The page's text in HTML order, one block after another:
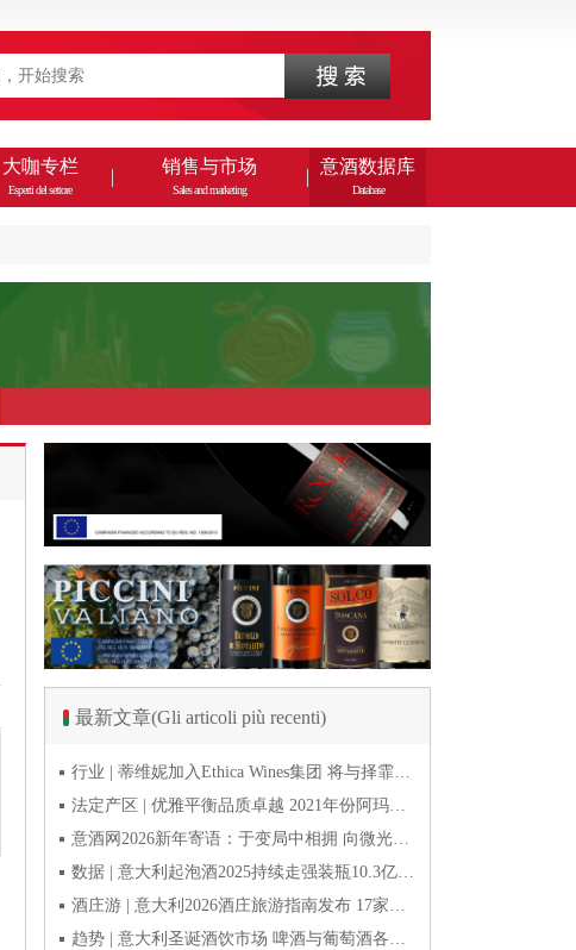
大咖专栏
Esperti del settore
销售与市场
Sales and marketing
意酒数据库
Database
最新文章(Gli articoli più recenti)
行业 | 蒂维妮加入Ethica Wines集团 将与择霏罗共拓中国市场
法定产区 | 优雅平衡品质卓越 2021年份阿玛罗尼Amarone全球预品会落幕
意酒网2026新年寄语：于变局中相拥 向微光而前行
数据 | 意大利起泡酒2025持续走强装瓶10.3亿瓶 普罗塞克风靡全球
酒庄游 | 意大利2026酒庄旅游指南发布 17家葡萄酒博物馆别错过
趋势 | 意大利圣诞酒饮市场 啤酒与葡萄酒各自精彩